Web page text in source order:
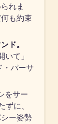
れま
も約束
ド。
いて」
パーサ
をサー
ずに、
ー姿勢